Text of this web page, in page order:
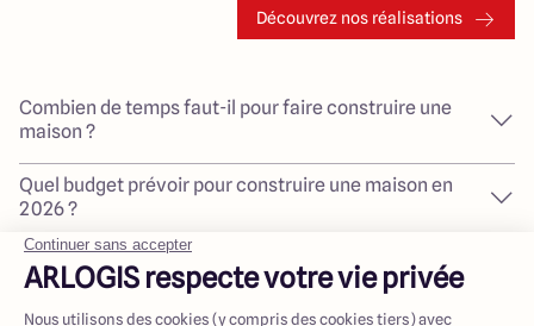
Découvrez nos réalisations
Combien de temps faut-il pour faire construire une
maison ?
Quel budget prévoir pour construire une maison en
2026 ?
Faut-il acheter le terrain avant de choisir le
constructeur ?